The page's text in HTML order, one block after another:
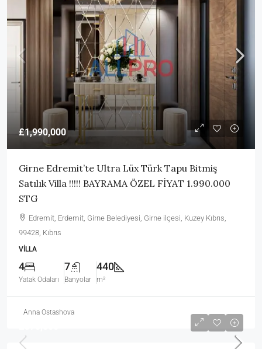
£1,990,000
Girne Edremit’te Ultra Lüx Türk Tapu Bitmiş
Satılık Villa !!!!! BAYRAMA ÖZEL FİYAT 1.990.000
STG
Edremit, Erdemit, Girne Belediyesi, Girne ilçesi, Kuzey Kıbrıs,
99428, Kıbrıs
VILLA
4
Yatak Odaları
7
Banyolar
440
m²
Anna Ostashova